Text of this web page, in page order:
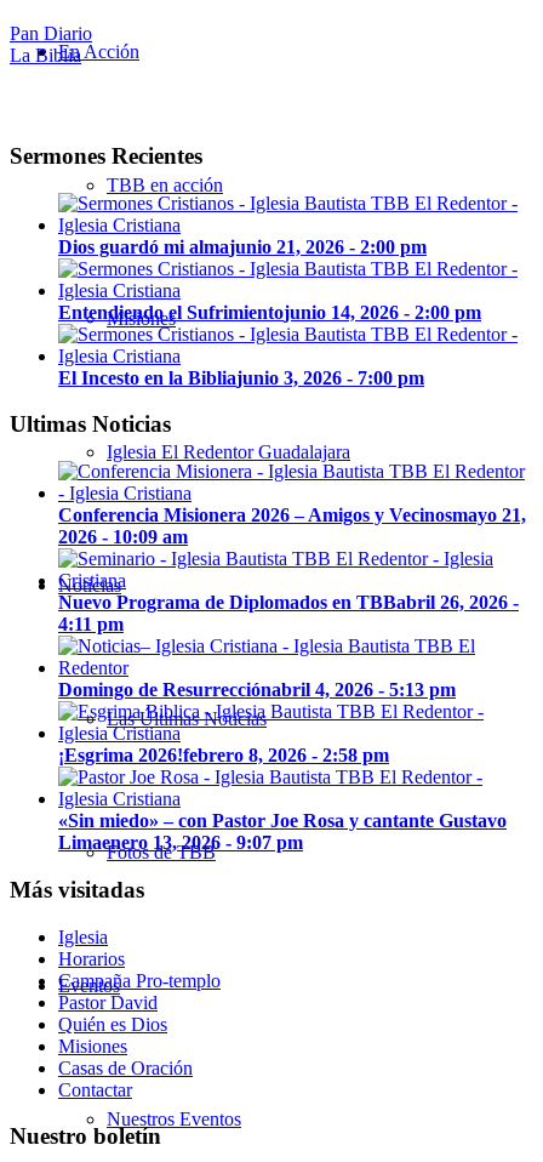
En Acción
TBB en acción
Misiones
Iglesia El Redentor Guadalajara
Noticias
Las Últimas Noticias
Fotos de TBB
Eventos
Nuestros Eventos
Pan Diario
La Biblia
Sermones Recientes
Dios guardó mi almajunio 21, 2026 - 2:00 pm
Entendiendo el Sufrimientojunio 14, 2026 - 2:00 pm
El Incesto en la Bibliajunio 3, 2026 - 7:00 pm
Ultimas Noticias
Conferencia Misionera 2026 – Amigos y Vecinosmayo 21,
2026 - 10:09 am
Nuevo Programa de Diplomados en TBBabril 26, 2026 -
4:11 pm
Domingo de Resurrecciónabril 4, 2026 - 5:13 pm
¡Esgrima 2026!febrero 8, 2026 - 2:58 pm
«Sin miedo» – con Pastor Joe Rosa y cantante Gustavo
Limaenero 13, 2026 - 9:07 pm
Más visitadas
Iglesia
Horarios
Campaña Pro-templo
Pastor David
Quién es Dios
Misiones
Casas de Oración
Contactar
Nuestro boletín